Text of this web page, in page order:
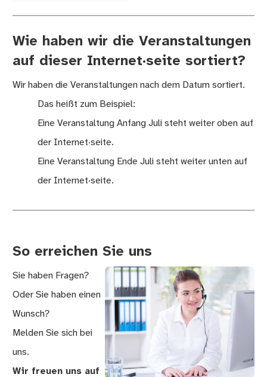
Wie haben wir die Veranstaltungen
auf dieser Internet·seite sortiert?
Wir haben die Veranstaltungen nach dem Datum sortiert.
Das heißt zum Beispiel:
Eine Veranstaltung Anfang Juli steht weiter oben auf
der Internet·seite.
Eine Veranstaltung Ende Juli steht weiter unten auf
der Internet·seite.
So erreichen Sie uns
Sie haben Fragen?
Oder Sie haben einen
Wunsch?
Melden Sie sich bei
uns.
Wir freuen uns auf